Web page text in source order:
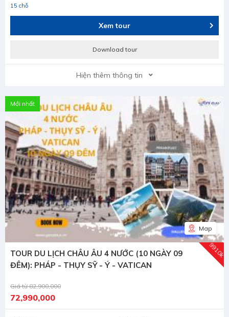
15 chỗ
Xem tour
Download tour
Hiện thêm thông tin
Mới nhất
Map
9910k
TOUR DU LỊCH CHÂU ÂU 4 NƯỚC (10 NGÀY 09
ĐÊM): PHÁP - THỤY SỸ - Ý - VATICAN
Giá từ 82,900,000
72,990,000